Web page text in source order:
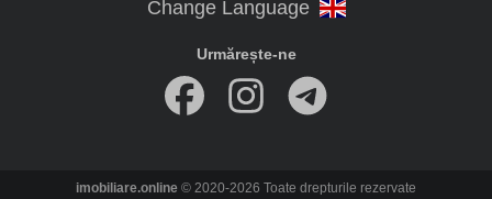
Urmărește-ne
imobiliare.online © 2020-2026 Toate drepturile rezervate